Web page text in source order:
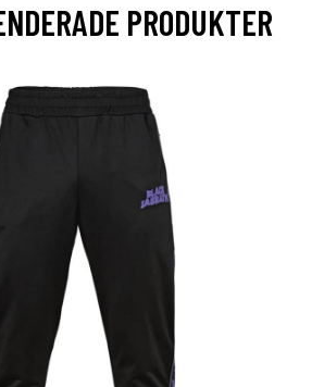
PRODUKTER